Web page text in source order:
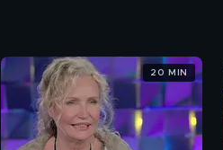
20 MIN